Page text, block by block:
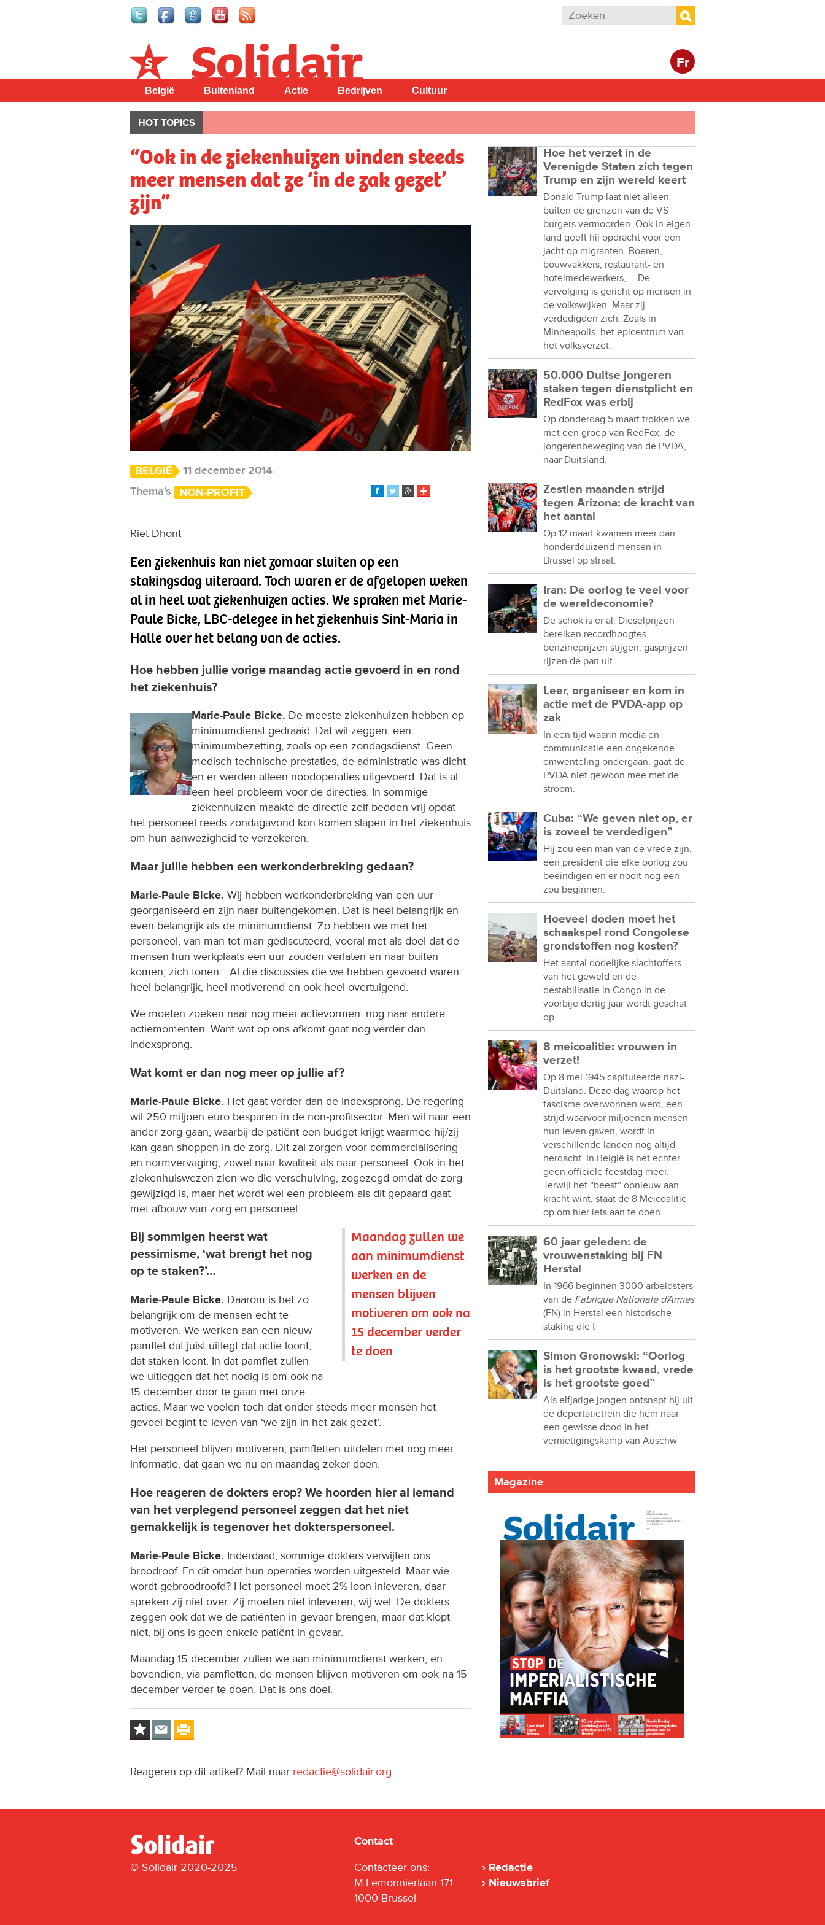
Zoekveld
Zoeken
Fr
Solidair
België Buitenland Actie Bedrijven Cultuur
HOT TOPICS
“Ook in de ziekenhuizen vinden steeds
meer mensen dat ze ‘in de zak gezet’
zijn”
BELGIË
11 december 2014
Thema's
NON-PROFIT
Riet Dhont
Een ziekenhuis kan niet zomaar sluiten op een
stakingsdag uiteraard. Toch waren er de afgelopen weken
al in heel wat ziekenhuizen acties. We spraken met Marie-
Paule Bicke, LBC-delegee in het ziekenhuis Sint-Maria in
Halle over het belang van de acties.
Hoe hebben jullie vorige maandag actie gevoerd in en rond
het ziekenhuis?
Marie-Paule Bicke. De meeste ziekenhuizen hebben op
minimumdienst gedraaid. Dat wil zeggen, een
minimumbezetting, zoals op een zondagsdienst. Geen
medisch-technische prestaties, de administratie was dicht
en er werden alleen noodoperaties uitgevoerd. Dat is al
een heel probleem voor de directies. In sommige
ziekenhuizen maakte de directie zelf bedden vrij opdat
het personeel reeds zondagavond kon komen slapen in het ziekenhuis
om hun aanwezigheid te verzekeren.
Maar jullie hebben een werkonderbreking gedaan?
Marie-Paule Bicke. Wij hebben werkonderbreking van een uur
georganiseerd en zijn naar buitengekomen. Dat is heel belangrijk en
even belangrijk als de minimumdienst. Zo hebben we met het
personeel, van man tot man gediscuteerd, vooral met als doel dat de
mensen hun werkplaats een uur zouden verlaten en naar buiten
komen, zich tonen... Al die discussies die we hebben gevoerd waren
heel belangrijk, heel motiverend en ook heel overtuigend.
We moeten zoeken naar nog meer actievormen, nog naar andere
actiemomenten. Want wat op ons afkomt gaat nog verder dan
indexsprong.
Wat komt er dan nog meer op jullie af?
Marie-Paule Bicke. Het gaat verder dan de indexsprong. De regering
wil 250 miljoen euro besparen in de non-profitsector. Men wil naar een
ander zorg gaan, waarbij de patiënt een budget krijgt waarmee hij/zij
kan gaan shoppen in de zorg. Dit zal zorgen voor commercialisering
en normvervaging, zowel naar kwaliteit als naar personeel. Ook in het
ziekenhuiswezen zien we die verschuiving, zogezegd omdat de zorg
gewijzigd is, maar het wordt wel een probleem als dit gepaard gaat
met afbouw van zorg en personeel.
Maandag zullen we
aan minimumdienst
werken en de
mensen blijven
motiveren om ook na
15 december verder
te doen
Bij sommigen heerst wat
pessimisme, ‘wat brengt het nog
op te staken?’…
Marie-Paule Bicke. Daarom is het zo
belangrijk om de mensen echt te
motiveren. We werken aan een nieuw
pamflet dat juist uitlegt dat actie loont,
dat staken loont. In dat pamflet zullen
we uitleggen dat het nodig is om ook na
15 december door te gaan met onze
acties. Maar we voelen toch dat onder steeds meer mensen het
gevoel begint te leven van ‘we zijn in het zak gezet’.
Het personeel blijven motiveren, pamfletten uitdelen met nog meer
informatie, dat gaan we nu en maandag zeker doen.
Hoe reageren de dokters erop? We hoorden hier al iemand
van het verplegend personeel zeggen dat het niet
gemakkelijk is tegenover het dokterspersoneel.
Marie-Paule Bicke. Inderdaad, sommige dokters verwijten ons
broodroof. En dit omdat hun operaties worden uitgesteld. Maar wie
wordt gebroodroofd? Het personeel moet 2% loon inleveren, daar
spreken zij niet over. Zij moeten niet inleveren, wij wel. De dokters
zeggen ook dat we de patiënten in gevaar brengen, maar dat klopt
niet, bij ons is geen enkele patiënt in gevaar.
Maandag 15 december zullen we aan minimumdienst werken, en
bovendien, via pamfletten, de mensen blijven motiveren om ook na 15
december verder te doen. Dat is ons doel.
Reageren op dit artikel? Mail naar redactie@solidair.org.
Hoe het verzet in de
Verenigde Staten zich tegen
Trump en zijn wereld keert
Donald Trump laat niet alleen
buiten de grenzen van de VS
burgers vermoorden. Ook in eigen
land geeft hij opdracht voor een
jacht op migranten. Boeren,
bouwvakkers, restaurant- en
hotelmedewerkers, … De
vervolging is gericht op mensen in
de volkswijken. Maar zij
verdedigden zich. Zoals in
Minneapolis, het epicentrum van
het volksverzet.
50.000 Duitse jongeren
staken tegen dienstplicht en
RedFox was erbij
Op donderdag 5 maart trokken we
met een groep van RedFox, de
jongerenbeweging van de PVDA,
naar Duitsland.
Zestien maanden strijd
tegen Arizona: de kracht van
het aantal
Op 12 maart kwamen meer dan
honderdduizend mensen in
Brussel op straat.
Iran: De oorlog te veel voor
de wereldeconomie?
De schok is er al. Dieselprijzen
bereiken recordhoogtes,
benzineprijzen stijgen, gasprijzen
rijzen de pan uit.
Leer, organiseer en kom in
actie met de PVDA-app op
zak
In een tijd waarin media en
communicatie een ongekende
omwenteling ondergaan, gaat de
PVDA niet gewoon mee met de
stroom.
Cuba: “We geven niet op, er
is zoveel te verdedigen”
Hij zou een man van de vrede zijn,
een president die elke oorlog zou
beëindigen en er nooit nog een
zou beginnen.
Hoeveel doden moet het
schaakspel rond Congolese
grondstoffen nog kosten?
Het aantal dodelijke slachtoffers
van het geweld en de
destabilisatie in Congo in de
voorbije dertig jaar wordt geschat
op
8 meicoalitie: vrouwen in
verzet!
Op 8 mei 1945 capituleerde nazi-
Duitsland. Deze dag waarop het
fascisme overwonnen werd, een
strijd waarvoor miljoenen mensen
hun leven gaven, wordt in
verschillende landen nog altijd
herdacht. In België is het echter
geen officiële feestdag meer.
Terwijl het “beest” opnieuw aan
kracht wint, staat de 8 Meicoalitie
op om hier iets aan te doen.
60 jaar geleden: de
vrouwenstaking bij FN
Herstal
In 1966 beginnen 3000 arbeidsters
van de Fabrique Nationale d'Armes
(FN) in Herstal een historische
staking die t
Simon Gronowski: “Oorlog
is het grootste kwaad, vrede
is het grootste goed”
Als elfjarige jongen ontsnapt hij uit
de deportatietrein die hem naar
een gewisse dood in het
vernietigingskamp van Auschw
Magazine
© Solidair 2020-2025
Contact
Contacteer ons:
M.Lemonnierlaan 171
1000 Brussel
Redactie
Nieuwsbrief